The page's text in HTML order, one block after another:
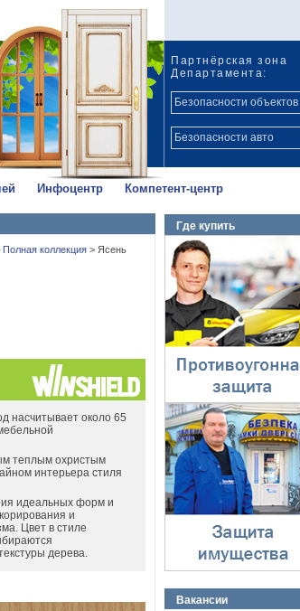
Партнёрская зона
Департамента:
Безопасности объектов
Безопасности авто
Инфоцентр Компетент-центр
Полная коллекция > Ясень
насчитывает около 65
теплым охристым
интерьера стиля
идеальных форм и
и
Цвет в стиле
дерева.
Где купить
Противоугонная
защита
⇓
Защита имущества
⇓
Вакансии